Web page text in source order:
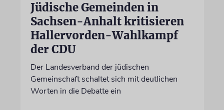
Jüdische Gemeinden in
Sachsen-Anhalt kritisieren
Hallervorden-Wahlkampf
der CDU
Der Landesverband der jüdischen
Gemeinschaft schaltet sich mit deutlichen
Worten in die Debatte ein